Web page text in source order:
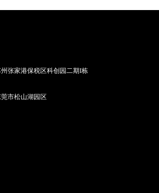
张家港保税区科创园二期I栋
市松山湖园区